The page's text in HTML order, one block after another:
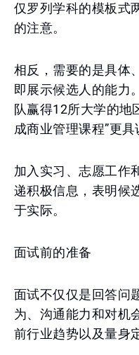
仅罗列学科的模板式
的注意。
相反，需要的是具体
即展示候选人的能力
队赢得12所大学的地
成商业管理课程”更具
加入实习、志愿工作
递积极信息，表明候
于实际。
面试前的准备
面试不仅仅是回答问
为、沟通能力和对机
前行业趋势以及量身